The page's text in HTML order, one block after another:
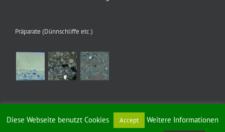
Präparate (Dünnschliffe etc.)
Diese Webseite benutzt Cookies Accept Weitere Informationen